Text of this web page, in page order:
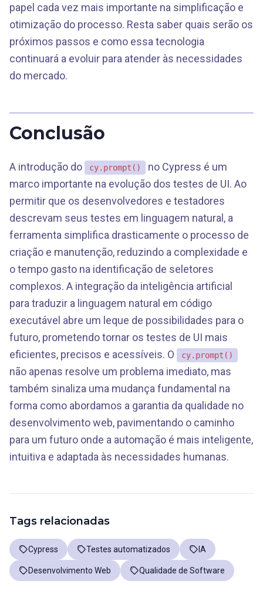
papel cada vez mais importante na simplificação e
otimização do processo. Resta saber quais serão os
próximos passos e como essa tecnologia
continuará a evoluir para atender às necessidades
do mercado.
Conclusão
A introdução do cy.prompt()
no Cypress é um
marco importante na evolução dos testes de UI. Ao
permitir que os desenvolvedores e testadores
descrevam seus testes em linguagem natural, a
ferramenta simplifica drasticamente o processo de
criação e manutenção, reduzindo a complexidade e
o tempo gasto na identificação de seletores
complexos. A integração da inteligência artificial
para traduzir a linguagem natural em código
executável abre um leque de possibilidades para o
futuro, prometendo tornar os testes de UI mais
eficientes, precisos e acessíveis. O
cy.prompt()
não apenas resolve um problema imediato, mas
também sinaliza uma mudança fundamental na
forma como abordamos a garantia da qualidade no
desenvolvimento web, pavimentando o caminho
para um futuro onde a automação é mais inteligente,
intuitiva e adaptada às necessidades humanas.
Tags relacionadas
Cypress Testes automatizados IA
Desenvolvimento Web Qualidade de Software